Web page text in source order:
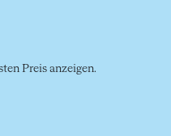
Preis anzeigen.